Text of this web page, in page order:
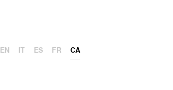
EN IT ES FR CA